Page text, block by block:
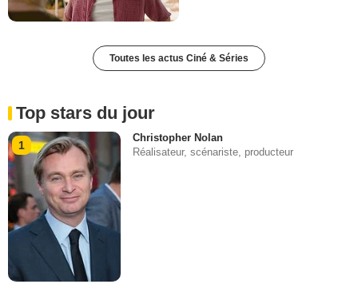
Toutes les actus Ciné & Séries
Top stars du jour
1
Christopher Nolan
Réalisateur, scénariste, producteur